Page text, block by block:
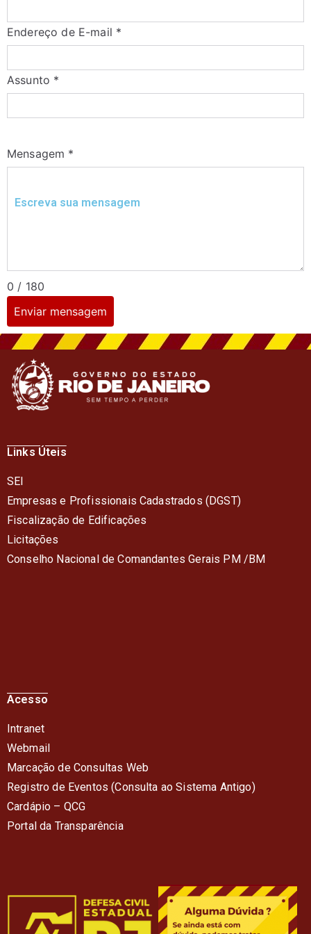
Endereço de E-mail *
Assunto *
Mensagem *
0 / 180
Enviar mensagem
Links Úteis
SEI
Empresas e Profissionais Cadastrados (DGST)
Fiscalização de Edificações
Licitações
Conselho Nacional de Comandantes Gerais PM /BM
Acesso
Intranet
Webmail
Marcação de Consultas Web
Registro de Eventos (Consulta ao Sistema Antigo)
Cardápio – QCG
Portal da Transparência